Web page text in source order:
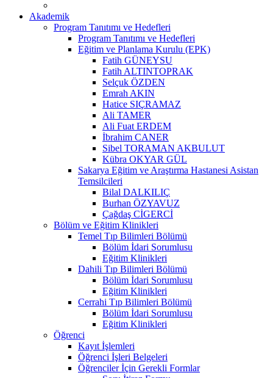
Akademik
Program Tanıtımı ve Hedefleri
Program Tanıtımı ve Hedefleri
Eğitim ve Planlama Kurulu (EPK)
Fatih GÜNEYSU
Fatih ALTINTOPRAK
Selçuk ÖZDEN
Emrah AKIN
Hatice SIÇRAMAZ
Ali TAMER
Ali Fuat ERDEM
İbrahim CANER
Sibel TORAMAN AKBULUT
Kübra OKYAR GÜL
Sakarya Eğitim ve Araştırma Hastanesi Asistan
Temsilcileri
Bilal DALKILIÇ
Burhan ÖZYAVUZ
Çağdaş CİGERCİ
Bölüm ve Eğitim Klinikleri
Temel Tıp Bilimleri Bölümü
Bölüm İdari Sorumlusu
Eğitim Klinikleri
Dahili Tıp Bilimleri Bölümü
Bölüm İdari Sorumlusu
Eğitim Klinikleri
Cerrahi Tıp Bilimleri Bölümü
Bölüm İdari Sorumlusu
Eğitim Klinikleri
Öğrenci
Kayıt İşlemleri
Öğrenci İşleri Belgeleri
Öğrenciler İçin Gerekli Formlar